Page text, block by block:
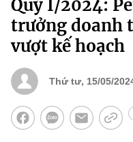
Quý I/2024:
trưởng doanh
vượt kế hoạch
Thứ tư, 15/05/